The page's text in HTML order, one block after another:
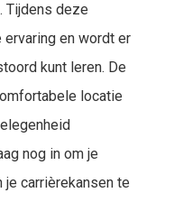
Tijdens deze
en wordt er
kunt leren. De
locatie
nog in om je
je carrièrekansen te